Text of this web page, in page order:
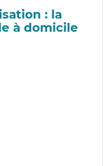
: la
à domicile